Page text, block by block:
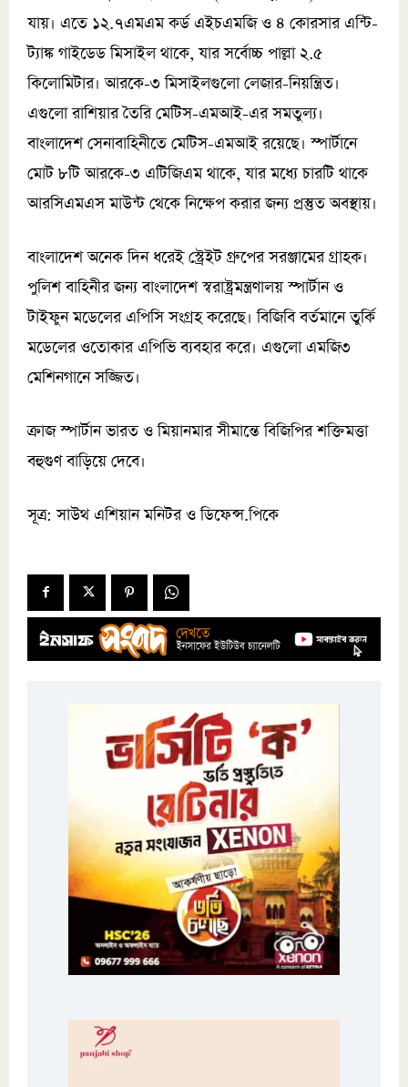
যায়। এতে ১২.৭এমএম কর্ড এইচএমজি ও ৪ কোরসার এন্টি-
ট্যাঙ্ক গাইডেড মিসাইল থাকে, যার সর্বোচ্চ পাল্লা ২.৫
কিলোমিটার। আরকে-৩ মিসাইলগুলো লেজার-নিয়ন্ত্রিত।
এগুলো রাশিয়ার তৈরি মেটিস-এমআই-এর সমতুল্য।
বাংলাদেশ সেনাবাহিনীতে মেটিস-এমআই রয়েছে। স্পার্টানে
মোট ৮টি আরকে-৩ এটিজিএম থাকে, যার মধ্যে চারটি থাকে
আরসিএমএস মাউন্ট থেকে নিক্ষেপ করার জন্য প্রস্তুত অবস্থায়।
বাংলাদেশ অনেক দিন ধরেই স্ট্রেইট গ্রুপের সরঞ্জামের গ্রাহক।
পুলিশ বাহিনীর জন্য বাংলাদেশ স্বরাষ্ট্রমন্ত্রণালয় স্পার্টান ও
টাইফুন মডেলের এপিসি সংগ্রহ করেছে। বিজিবি বর্তমানে তুর্কি
মডেলের ওতোকার এপিভি ব্যবহার করে। এগুলো এমজি৩
মেশিনগানে সজ্জিত।
ক্রাজ স্পার্টান ভারত ও মিয়ানমার সীমান্তে বিজিপির শক্তিমত্তা
বহুগুণ বাড়িয়ে দেবে।
সূত্র: সাউথ এশিয়ান মনিটর ও ডিফেন্স.পিকে